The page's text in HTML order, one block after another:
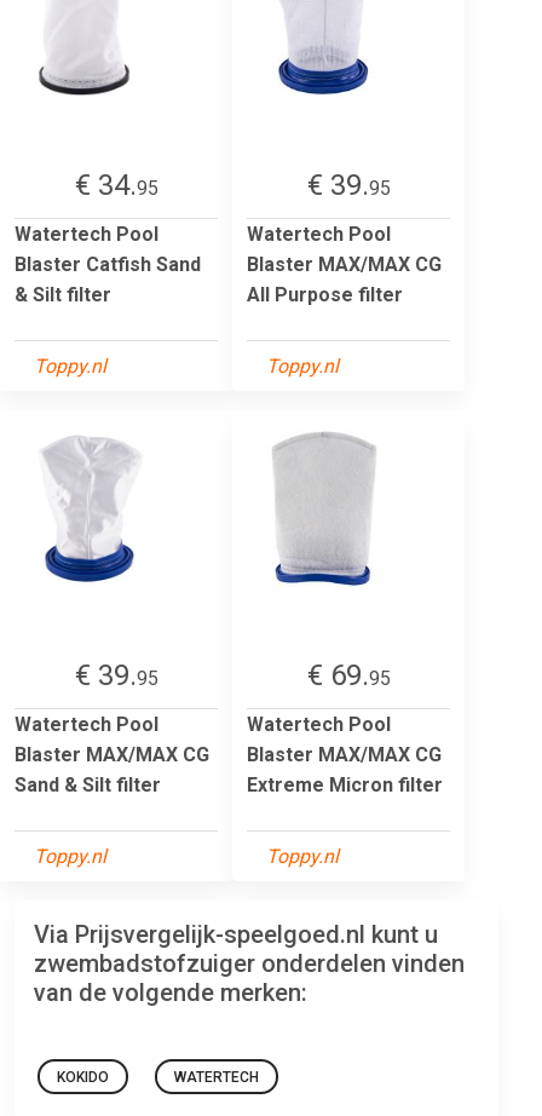
€ 34.95
Watertech Pool
Blaster Catfish Sand
& Silt filter
Toppy.nl
€ 39.95
Watertech Pool
Blaster MAX/MAX CG
All Purpose filter
Toppy.nl
€ 39.95
Watertech Pool
Blaster MAX/MAX CG
Sand & Silt filter
Toppy.nl
€ 69.95
Watertech Pool
Blaster MAX/MAX CG
Extreme Micron filter
Toppy.nl
Via Prijsvergelijk-speelgoed.nl kunt u
zwembadstofzuiger onderdelen vinden
van de volgende merken:
KOKIDO WATERTECH